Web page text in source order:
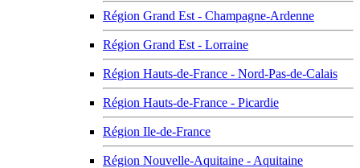
Région Grand Est - Champagne-Ardenne
Région Grand Est - Lorraine
Région Hauts-de-France - Nord-Pas-de-Calais
Région Hauts-de-France - Picardie
Région Ile-de-France
Région Nouvelle-Aquitaine - Aquitaine